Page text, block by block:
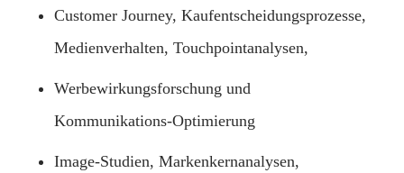
Customer Journey, Kaufentscheidungsprozesse,
Medienverhalten, Touchpointanalysen,
Werbewirkungsforschung und
Kommunikations-Optimierung
Image-Studien, Markenkernanalysen,